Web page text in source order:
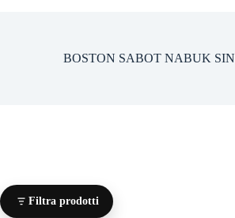
BOSTON SABOT NABUK SIN
Filtra prodotti